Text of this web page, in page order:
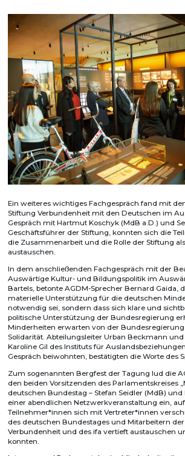
Ein weiteres wichtiges Fachgespräch fand mit
Stiftung Verbundenheit mit den Deutschen im
Gespräch mit Hartmut Koschyk (MdB a.D.) und
Geschäftsführer der Stiftung, konnten sich die
die Zusammenarbeit und die Rolle der Stiftung
austauschen.
In dem anschließenden Fachgespräch mit der
Auswärtige Kultur- und Bildungspolitik im
Bartels, betonte AGDM-Sprecher Bernard Gaida,
materielle Unterstützung für die deutschen
notwendig sei, sondern dass sich klare und
politische Unterstützung der Bundesregierung
Minderheiten erwarten von der
Solidarität. Abteilungsleiter Urban Beckmann
Karoline Gil des Instituts für
Gespräch beiwohnten, bestätigten die Worte des
Zum sogenannten Bergfest der Tagung lud die
den beiden Vorsitzenden des Parlamentskreises
deutschen Bundestag – Stefan Seidler (MdB) und
einer abendlichen Netzwerkveranstaltung ein,
Teilnehmer*innen sich mit Vertreter*innen
des deutschen Bundestages und Mitarbeitern
Verbundenheit und des ifa vertieft austauschen
konnten.